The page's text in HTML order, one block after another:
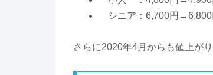
シニア：6,700円→6,800
さらに2020年4月からも値上が